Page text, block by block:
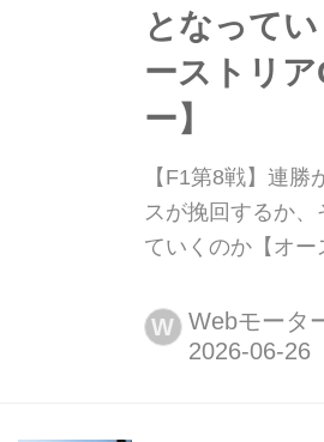
となって
ーストリ
ー】
【F1第8戦】連
スが挽回するか
ていくのか【オ
第8戦オーストリ
ルクのレッドブル
W Webモータ